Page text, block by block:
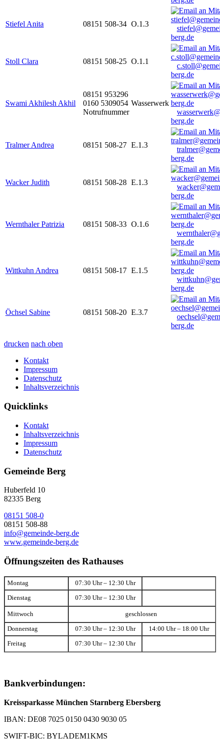
Stiefel Anita 08151 508-34 O.1.3
berg.de
Stoll Clara 08151 508-25 O.1.1
berg.de
Swami Akhilesh Akhil
08151 953296
0160 5309054
Notrufnummer
Wasserwerk
berg.de
Tralmer Andrea 08151 508-27 E.1.3
berg.de
Wacker Judith 08151 508-28 E.1.3
berg.de
Wernthaler Patrizia 08151 508-33 O.1.6
berg.de
Wittkuhn Andrea 08151 508-17 E.1.5
berg.de
Öchsel Sabine 08151 508-20 E.3.7
berg.de
drucken nach oben
Kontakt
Impressum
Datenschutz
Inhaltsverzeichnis
Quicklinks
Kontakt
Inhaltsverzeichnis
Impressum
Datenschutz
Gemeinde Berg
Huberfeld 10
82335 Berg
08151 508-0
08151 508-88
info@gemeinde-berg.de
www.gemeinde-berg.de
Öffnungszeiten des Rathauses
Montag 07:30 Uhr – 12:30 Uhr
Dienstag 07:30 Uhr – 12:30 Uhr
Mittwoch geschlossen
Donnerstag 07:30 Uhr – 12:30 Uhr 14:00 Uhr – 18:00 Uhr
Freitag 07:30 Uhr – 12:30 Uhr
Bankverbindungen:
Kreissparkasse München Starnberg Ebersberg
IBAN: DE08 7025 0150 0430 9030 05
SWIFT-BIC: BYLADEM1KMS